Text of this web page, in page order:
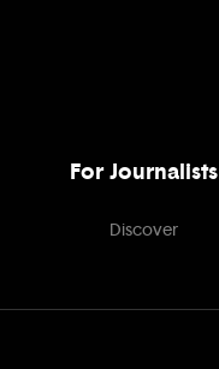
For Journalists
Discover